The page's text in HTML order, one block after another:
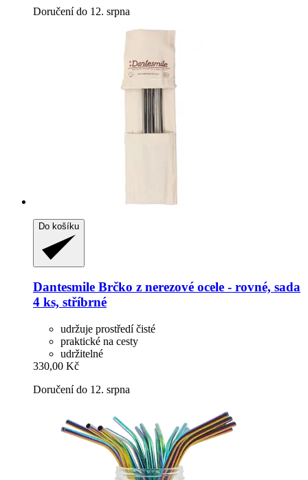
Doručení do 12. srpna
Do košíku
Dantesmile Brčko z nerezové ocele -​ rovné, sada
4 ks, stříbrné
udržuje prostředí čisté
praktické na cesty
udržitelné
330,00 Kč
Doručení do 12. srpna